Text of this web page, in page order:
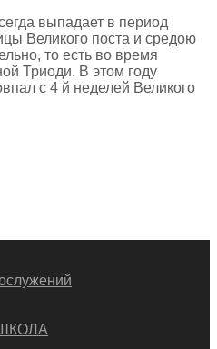
выпадает в период
Великого поста и средою
то есть во время
Триоди. В этом году
с 4 й неделей Великого